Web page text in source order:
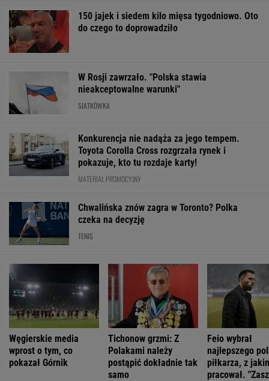
150 jajek i siedem kilo mięsa tygodniowo. Oto
do czego to doprowadziło
W Rosji zawrzało. "Polska stawia
nieakceptowalne warunki"
SIATKÓWKA
Konkurencja nie nadąża za jego tempem.
Toyota Corolla Cross rozgrzała rynek i
pokazuje, kto tu rozdaje karty!
MATERIAŁ PROMOCYJNY
Chwalińska znów zagra w Toronto? Polka
czeka na decyzję
TENIS
Węgierskie media
wprost o tym, co
pokazał Górnik
Tichonow grzmi: Z
Polakami należy
postąpić dokładnie tak
samo
Feio wybrał
najlepszego
piłkarza, z
pracował.